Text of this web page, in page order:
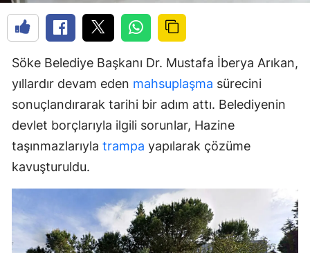
Söke Belediye Başkanı Dr. Mustafa İberya Arıkan,
yıllardır devam eden mahsuplaşma sürecini
sonuçlandırarak tarihi bir adım attı. Belediyenin
devlet borçlarıyla ilgili sorunlar, Hazine
taşınmazlarıyla trampa yapılarak çözüme
kavuşturuldu.